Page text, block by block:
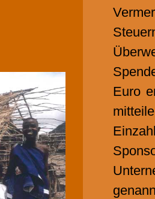
Euro